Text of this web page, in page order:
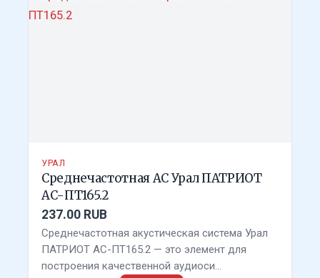
УРАЛ
Среднечастотная АС Урал ПАТРИОТ
АС-ПТ165.2
237.00 RUB
Среднечастотная акустическая система Урал
ПАТРИОТ АС-ПТ165.2 — это элемент для
построения качественной аудиоси…